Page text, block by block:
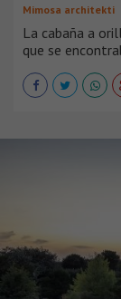
Mimosa architekti
La cabaña a
que se